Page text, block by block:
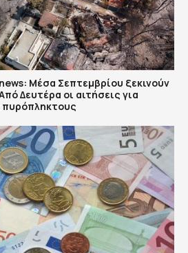
Μέσα Σεπτεμβρίου ξεκινούν
Δευτέρα οι αιτήσεις για